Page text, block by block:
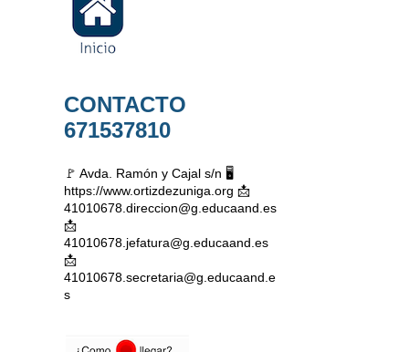
CONTACTO
671537810
🚩 Avda. Ramón y Cajal s/n 🖥️
https://www.ortizdezuniga.org 📩
41010678.direccion@g.educaand.es
📩
41010678.jefatura@g.educaand.es
📩
41010678.secretaria@g.educaand.e
s